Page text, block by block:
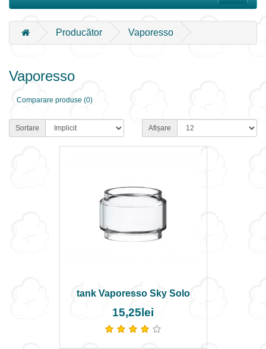
Producător Vaporesso
Vaporesso
Comparare produse (0)
Sortare Afișare
tank Vaporesso Sky Solo
15,25lei